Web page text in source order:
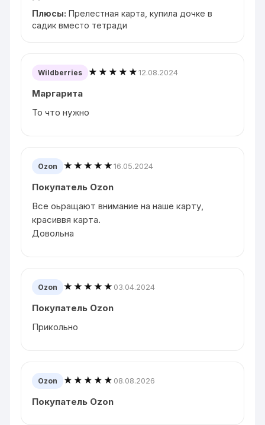
Плюсы: Прелестная карта, купила дочке в
садик вместо тетради
Wildberries ★★★★★12.08.2024
Маргарита
То что нужно
Ozon ★★★★★16.05.2024
Покупатель Ozon
Все оьращают внимание на наше карту,
красиввя карта.
Довольна
Ozon ★★★★★ 03.04.2024
Покупатель Ozon
Прикольно
Ozon ★★★★★ 08.08.2026
Покупатель Ozon